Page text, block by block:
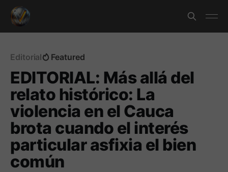
Editorial Featured
EDITORIAL: Más allá del
relato histórico: La
violencia en el Cauca
brota cuando el interés
particular asfixia el bien
común